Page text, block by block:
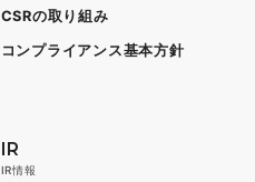
CSRの取り組み
コンプライアンス基本方針
IR
IR情報